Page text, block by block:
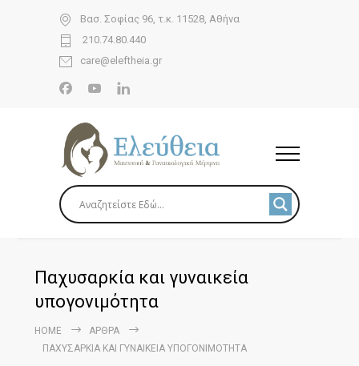
Βασ. Σοφίας 96, τ.κ. 11528, Αθήνα
210.74.80.440
care@eleftheia.gr
Παχυσαρκία και γυναικεία
υπογονιμότητα
HOME
ΆΡΘΡΑ
ΠΑΧΥΣΑΡΚΊΑ ΚΑΙ ΓΥΝΑΙΚΕΊΑ ΥΠΟΓΟΝΙΜΌΤΗΤΑ